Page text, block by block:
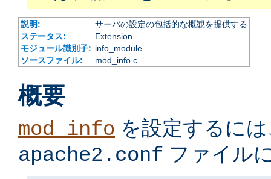
説明:
サーバの設定の包括的な概観を提供する
ステータス:
Extension
モジュール識別子: info_module
ソースファイル:
mod_info.c
概要
mod_info を設定するに
apache2.conf ファイル